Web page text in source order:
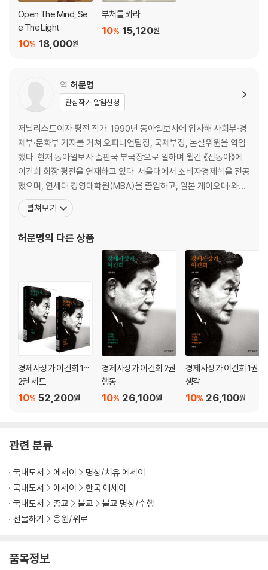
옮긴이의 말
Open The Mind, Se
e The Light
18,000원
10%
부처를 쏴라
15,120원
10%
역 허문명
관심작가 알림신청
저널리스트이자 평전 작가. 1990년 동아일보사에 입사해 사회부·경
제부·문화부 기자를 거쳐 오피니언팀장, 국제부장, 논설위원을 역임
했다. 현재 동아일보사 출판국 부국장으로 일하며 월간 《신동아》에
이건희 회장 평전을 연재하고 있다. 서울대에서 소비자경제학을 전공
했으며, 연세대 경영대학원(MBA)을 졸업하고, 일본 게이오대·와세
다대, 미국 하와이대에서 단기 연수를 했다. 한국 언론 사상 최초로 여
기자 경찰기자 팀장을 했으며 이달의 기자상, 한국기자상, 삼성언론
로는 한국 불교를 세계화한 숭산 큰스님 평전 《삶의 나침반
펼쳐보기
허문명의 다른 상품
경제사상가 이건희 1~
2권 세트
52,200원
10%
경제사상가 이건희 2권
행동
26,100원
10%
경제사상가 이건희 1권
생각
26,100원
10%
관련 분류
국내도서 에세이
명상/치유 에세이
국내도서
에세이
한국 에세이
국내도서
종교 불교
불교 명상/수행
선물하기
응원/위로
품목정보